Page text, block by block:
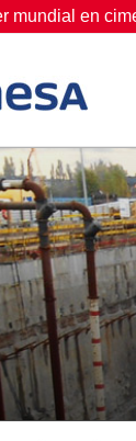
mundial en